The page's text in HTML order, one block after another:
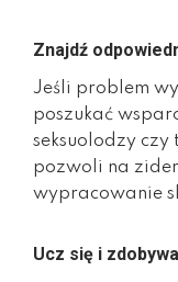
Znajdź
Jeśli problem
poszukać
seksuolodzy czy
pozwoli na
wypracowanie
Ucz się i